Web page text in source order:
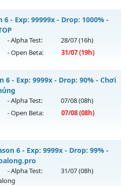
Mở máy chủ
6 - Exp: 99999x - Drop: 1000% -
- Alpha Test: 28/07(16h)
- Open Beta: 31/07(19h)
200K MAX TOP
Mở máy chủ
đồ mới
6 - Exp: 9999x - Drop: 90% - Chơi
- Alpha Test: 07/08(08h)
- Open Beta: 07/08(08h)
- Không nạp vẫn khủng
Mở máy chủ
6 - Exp: 9999x - Drop: 99% -
- Alpha Test: 31/07(08h)